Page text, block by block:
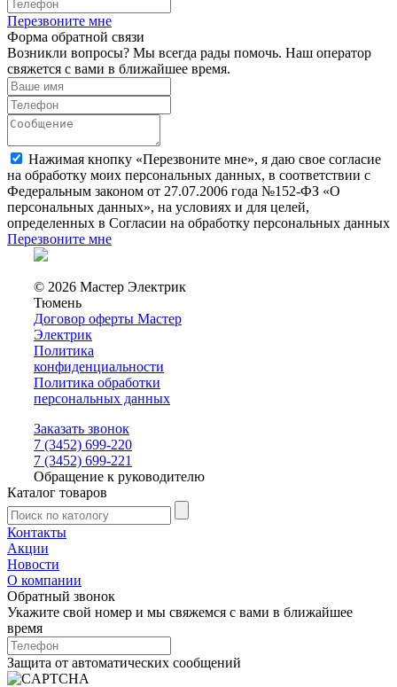
Перезвоните мне
Форма обратной связи
Возникли вопросы? Мы всегда рады помочь. Наш оператор
свяжется с вами в ближайшее время.
Нажимая кнопку «Перезвоните мне», я даю свое согласие
на обработку моих персональных данных, в соответствии с
Федеральным законом от 27.07.2006 года №152-ФЗ «О
персональных данных», на условиях и для целей,
определенных в Согласии на обработку персональных данных
Перезвоните мне
© 2026 Мастер Электрик
Тюмень
Договор оферты Мастер
Электрик
Политика
конфиденциальности
Политика обработки
персональных данных
Заказать звонок
7 (3452) 699-220
7 (3452) 699-221
Обращение к руководителю
Каталог товаров
Контакты
Акции
Новости
О компании
Обратный звонок
Укажите свой номер и мы свяжемся с вами в ближайшее
время
Защита от автоматических сообщений